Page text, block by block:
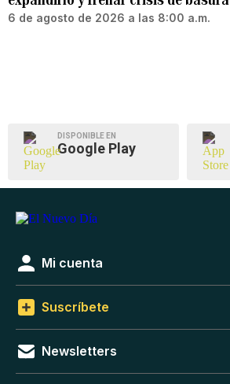
6 de agosto de 2026 a las 8:00 a.m.
DISPONIBLE EN
Google Play
Mi cuenta
Suscríbete
Newsletters